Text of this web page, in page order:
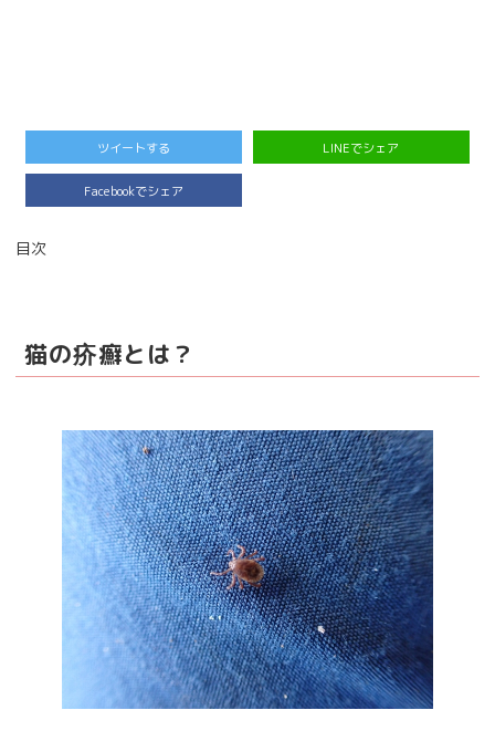
ツイートする LINEでシェア
Facebookでシェア
目次
猫の疥癬とは？